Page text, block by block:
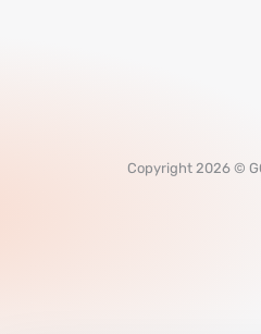
Copyright 2026 ©